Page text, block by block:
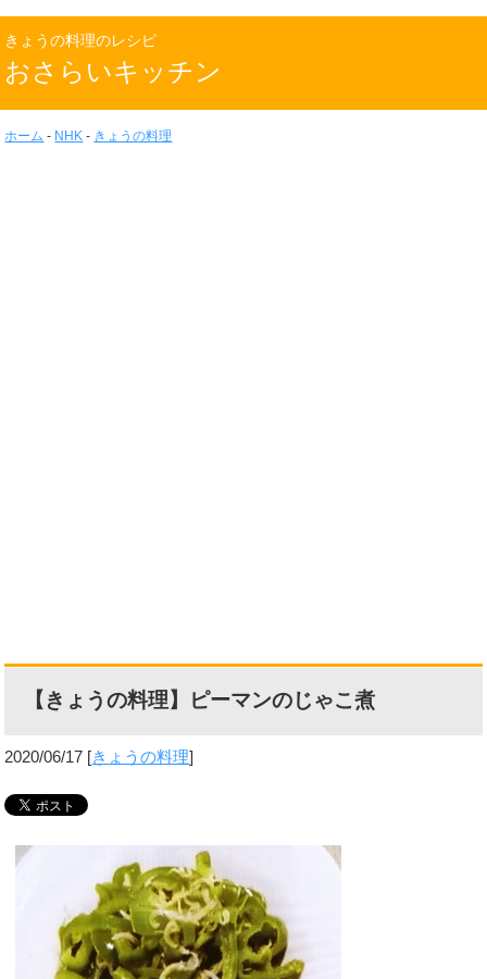
きょうの料理のレシピ
おさらいキッチン
ホーム - NHK - きょうの料理
【きょうの料理】ピーマンのじゃこ煮
2020/06/17 [きょうの料理]